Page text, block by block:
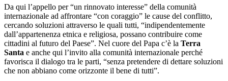
Da qui l’appello per “un rinnovato interesse” della comunità
internazionale ad affrontare “con coraggio” le cause del conflitto,
cercando soluzioni attraverso le quali tutti, “indipendentemente
dall’appartenenza etnica e religiosa, possano contribuire come
cittadini al futuro del Paese”. Nel cuore del Papa c’è la Terra
Santa e anche qui l’invito alla comunità internazionale perché
favorisca il dialogo tra le parti, “senza pretendere di dettare soluzioni
che non abbiano come orizzonte il bene di tutti”.